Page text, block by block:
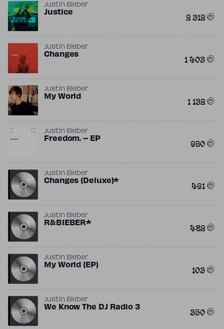
Justin Bieber
Justice 2 312
Justin Bieber
Changes 1 403
Justin Bieber
My World 1 132
Justin Bieber
Freedom. – EP 690
Justin Bieber
Changes (Deluxe)* 461
Justin Bieber
R&BIEBER* 482
Justin Bieber
My World (EP) 103
Justin Bieber
We Know The DJ Radio 3 350